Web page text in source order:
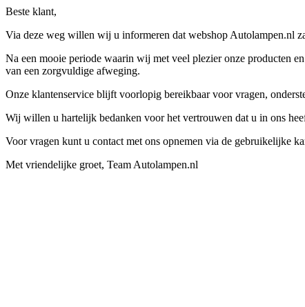
Beste klant,
Via deze weg willen wij u informeren dat webshop Autolampen.nl
Na een mooie periode waarin wij met veel plezier onze producten
van een zorgvuldige afweging.
Onze klantenservice blijft voorlopig bereikbaar voor vragen,
Wij willen u hartelijk bedanken voor het vertrouwen dat u in ons
Voor vragen kunt u contact met ons opnemen via de gebruikelijke
Met vriendelijke groet, Team Autolampen.nl